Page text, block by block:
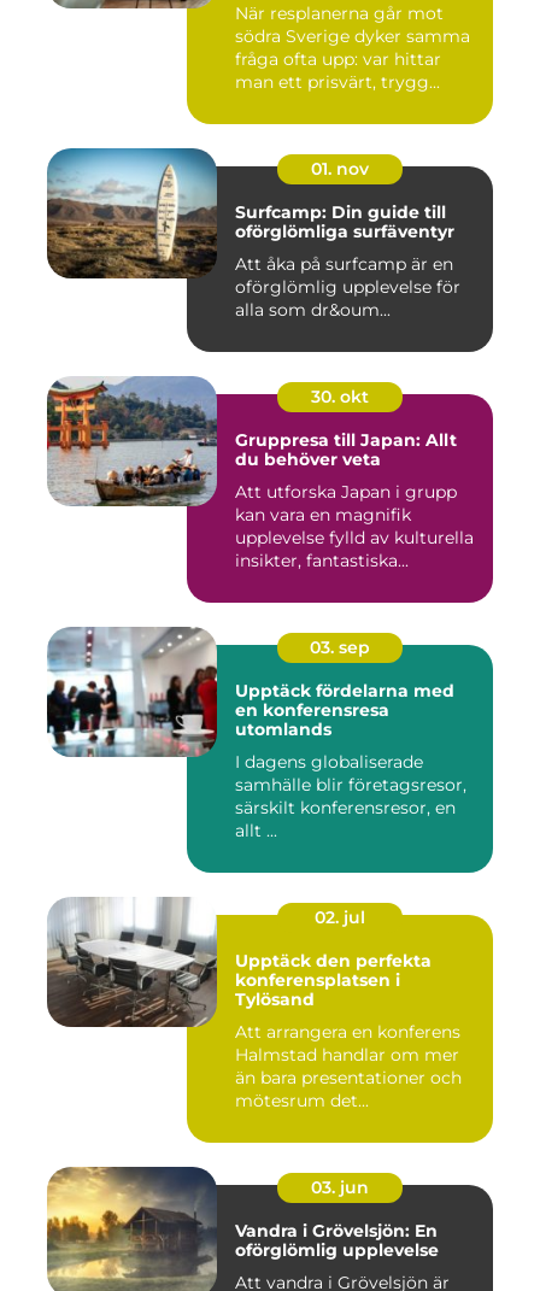
När resplanerna går mot
södra Sverige dyker samma
fråga ofta upp: var hittar
man ett prisvärt, trygg...
01. nov
Surfcamp: Din guide till
oförglömliga surfäventyr
Att åka på surfcamp är en
oförglömlig upplevelse för
alla som dr&oum...
30. okt
Gruppresa till Japan: Allt
du behöver veta
Att utforska Japan i grupp
kan vara en magnifik
upplevelse fylld av kulturella
insikter, fantastiska...
03. sep
Upptäck fördelarna med
en konferensresa
utomlands
I dagens globaliserade
samhälle blir företagsresor,
särskilt konferensresor, en
allt ...
02. jul
Upptäck den perfekta
konferensplatsen i
Tylösand
Att arrangera en konferens
Halmstad handlar om mer
än bara presentationer och
mötesrum det...
03. jun
Vandra i Grövelsjön: En
oförglömlig upplevelse
Att vandra i Grövelsjön är